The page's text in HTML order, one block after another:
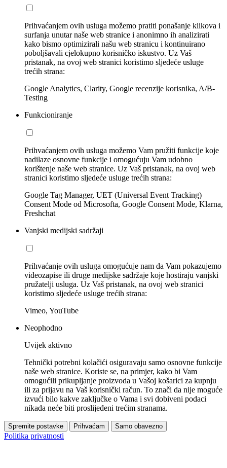
Prihvaćanjem ovih usluga možemo pratiti ponašanje klikova i
surfanja unutar naše web stranice i anonimno ih analizirati
kako bismo optimizirali našu web stranicu i kontinuirano
poboljšavali cjelokupno korisničko iskustvo. Uz Vaš
pristanak, na ovoj web stranici koristimo sljedeće usluge
trećih strana:
Google Analytics, Clarity, Google recenzije korisnika, A/B-
Testing
Funkcioniranje
Prihvaćanjem ovih usluga možemo Vam pružiti funkcije koje
nadilaze osnovne funkcije i omogućuju Vam udobno
korištenje naše web stranice. Uz Vaš pristanak, na ovoj web
stranici koristimo sljedeće usluge trećih strana:
Google Tag Manager, UET (Universal Event Tracking)
Consent Mode od Microsofta, Google Consent Mode, Klarna,
Freshchat
Vanjski medijski sadržaji
Prihvaćanje ovih usluga omogućuje nam da Vam pokazujemo
videozapise ili druge medijske sadržaje koje hostiraju vanjski
pružatelji usluga. Uz Vaš pristanak, na ovoj web stranici
koristimo sljedeće usluge trećih strana:
Vimeo, YouTube
Neophodno
Uvijek aktivno
Tehnički potrebni kolačići osiguravaju samo osnovne funkcije
naše web stranice. Koriste se, na primjer, kako bi Vam
omogućili prikupljanje proizvoda u Vašoj košarici za kupnju
ili za prijavu na Vaš korisnički račun. To znači da nije moguće
izvući bilo kakve zaključke o Vama i svi dobiveni podaci
nikada neće biti proslijeđeni trećim stranama.
Spremite postavke Prihvaćam Samo obavezno
Politika privatnosti